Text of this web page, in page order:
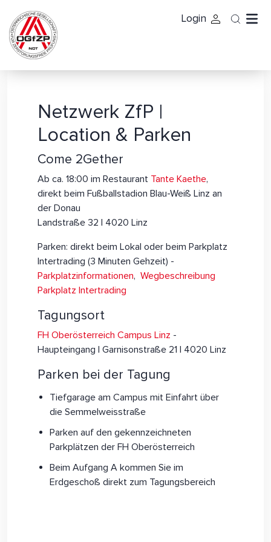
Login
Netzwerk ZfP |
Location & Parken
Come 2Gether
Ab ca. 18:00 im Restaurant Tante Kaethe,
direkt beim Fußballstadion Blau-Weiß Linz an
der Donau
Landstraße 32 | 4020 Linz
Parken: direkt beim Lokal oder beim Parkplatz
Intertrading (3 Minuten Gehzeit) -
Parkplatzinformationen, Wegbeschreibung
Parkplatz Intertrading
Tagungsort
FH Oberösterreich Campus Linz -
Haupteingang | Garnisonstraße 21 | 4020 Linz
Parken bei der Tagung
Tiefgarage am Campus mit Einfahrt über
die Semmelweisstraße
Parken auf den gekennzeichneten
Parkplätzen der FH Oberösterreich
Beim Aufgang A kommen Sie im
Erdgeschoß direkt zum Tagungsbereich